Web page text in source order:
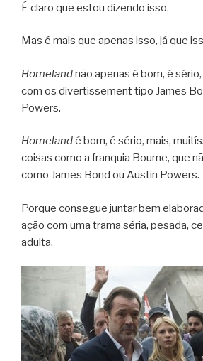
É claro que estou dizendo isso.
Mas é mais que apenas isso, já que
Homelandnão apenas é bom, é
com os divertissement tipo James
Powers.
Homelandé bom, é sério, mais,
coisas como a franquia Bourne, que
como James Bond ou Austin Powers.
Porque consegue juntar bem
ação com uma trama séria, pesada,
adulta.